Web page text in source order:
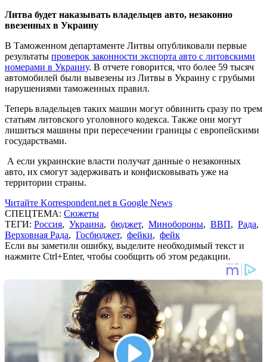
Литва будет наказывать владельцев авто, незаконно
ввезенных в Украину
В Таможенном департаменте Литвы опубликовали первые
результаты проверок законности экспорта авто с литовскими
номерами в Украину. В отчете говорится, что более 59 тысяч
автомобилей были вывезены из Литвы в Украину с грубыми
нарушениями таможенных правил.
Теперь владельцев таких машин могут обвинить сразу по трем
статьям литовского уголовного кодекса. Также они могут
лишиться машины при пересечении границы с европейскими
государствами.
А если украинские власти получат данные о незаконных
авто, их смогут задерживать и конфисковывать уже на
территории страны.
Читайте Korrespondent.net в Google News
СПЕЦТЕМА: Сюжеты
ТЕГИ: Россия, Украина, бюджет, Минобороны, ВВП, Рада,
Верховная Рада, Госбюджет, фейки, фейк
Если вы заметили ошибку, выделите необходимый текст и
нажмите Ctrl+Enter, чтобы сообщить об этом редакции.